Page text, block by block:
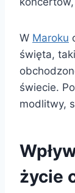
W Maroku
święta,
świecie.
modlitwy,
życie